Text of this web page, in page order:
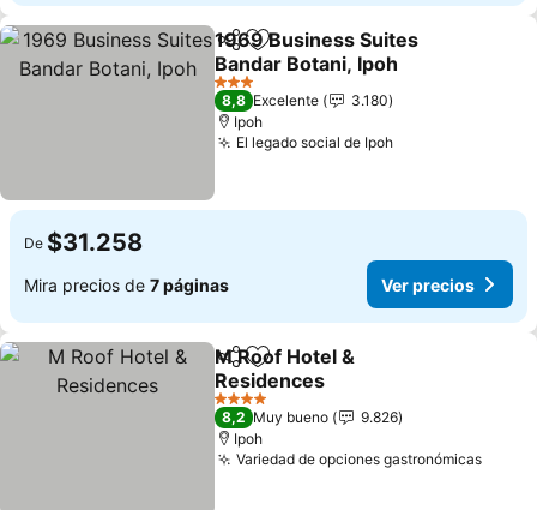
CompartirAgregar a favoritos
1969 Business Suites
Bandar Botani, Ipoh
3 Estrellas
8,8 Excelente
3.180
Ipoh
El legado social de Ipoh
De $31.258
Mira precios de 7 páginas Ver precios
CompartirAgregar a favoritos
M Roof Hotel &
Residences
4 Estrellas
8,2 Muy bueno
9.826
Ipoh
Variedad de opciones gastronómicas